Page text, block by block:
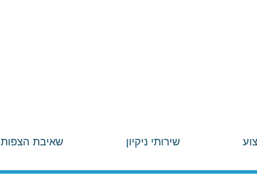
שירותי ניקיון שאיבת הצפות